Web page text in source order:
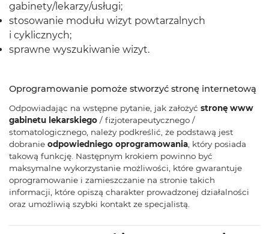
gabinety/lekarzy/usługi;
stosowanie modułu wizyt powtarzalnych
i cyklicznych;
sprawne wyszukiwanie wizyt.
Oprogramowanie pomoże stworzyć stronę internetową
Odpowiadając na wstępne pytanie, jak założyć stronę www
gabinetu lekarskiego / fizjoterapeutycznego /
stomatologicznego, należy podkreślić, że podstawą jest
dobranie odpowiedniego oprogramowania , który posiada
takową funkcję. Następnym krokiem powinno być
maksymalne wykorzystanie możliwości, które gwarantuje
oprogramowanie i zamieszczanie na stronie takich
informacji, które opiszą charakter prowadzonej działalności
oraz umożliwią szybki kontakt ze specjalistą.